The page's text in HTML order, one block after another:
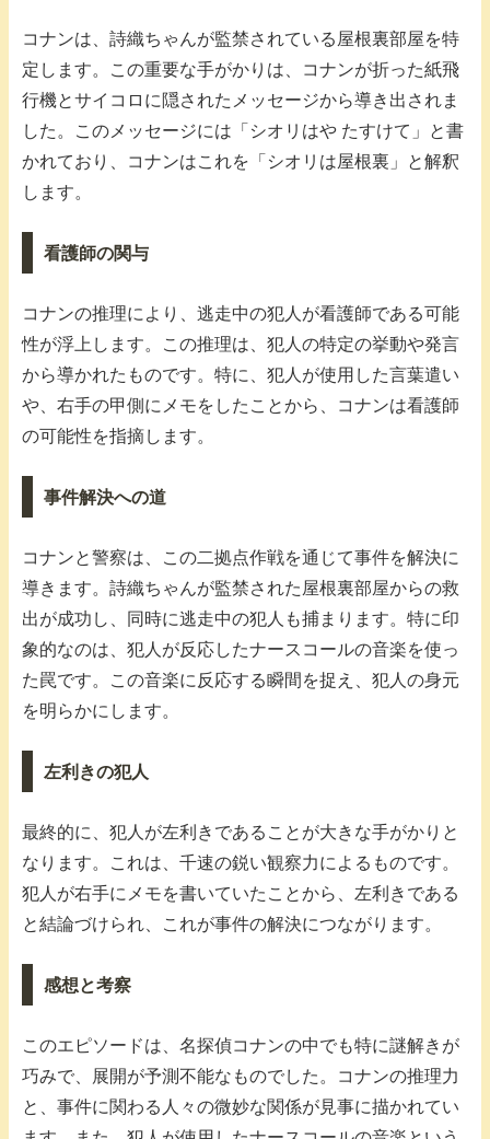
コナンは、詩織ちゃんが監禁されている屋根裏部屋を特
定します。この重要な手がかりは、コナンが折った紙飛
行機とサイコロに隠されたメッセージから導き出されま
した。このメッセージには「シオリはや たすけて」と書
かれており、コナンはこれを「シオリは屋根裏」と解釈
します。
看護師の関与
コナンの推理により、逃走中の犯人が看護師である可能
性が浮上します。この推理は、犯人の特定の挙動や発言
から導かれたものです。特に、犯人が使用した言葉遣い
や、右手の甲側にメモをしたことから、コナンは看護師
の可能性を指摘します。
事件解決への道
コナンと警察は、この二拠点作戦を通じて事件を解決に
導きます。詩織ちゃんが監禁された屋根裏部屋からの救
出が成功し、同時に逃走中の犯人も捕まります。特に印
象的なのは、犯人が反応したナースコールの音楽を使っ
た罠です。この音楽に反応する瞬間を捉え、犯人の身元
を明らかにします。
左利きの犯人
最終的に、犯人が左利きであることが大きな手がかりと
なります。これは、千速の鋭い観察力によるものです。
犯人が右手にメモを書いていたことから、左利きである
と結論づけられ、これが事件の解決につながります。
感想と考察
このエピソードは、名探偵コナンの中でも特に謎解きが
巧みで、展開が予測不能なものでした。コナンの推理力
と、事件に関わる人々の微妙な関係が見事に描かれてい